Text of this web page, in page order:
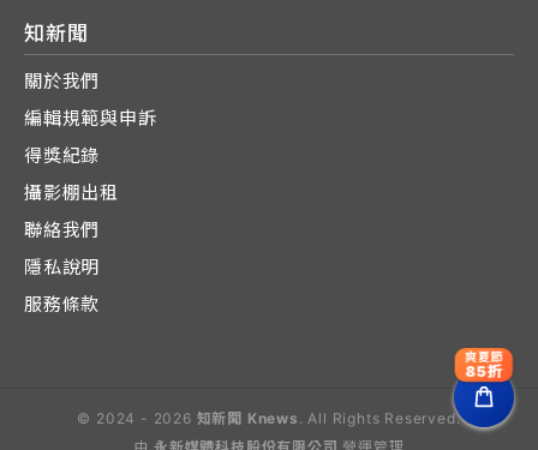
知新聞
關於我們
編輯規範與申訴
得獎紀錄
攝影棚出租
聯絡我們
隱私說明
服務條款
© 2024 - 2026 知新聞 Knews . All Rights Reserved.
爽夏節
85折